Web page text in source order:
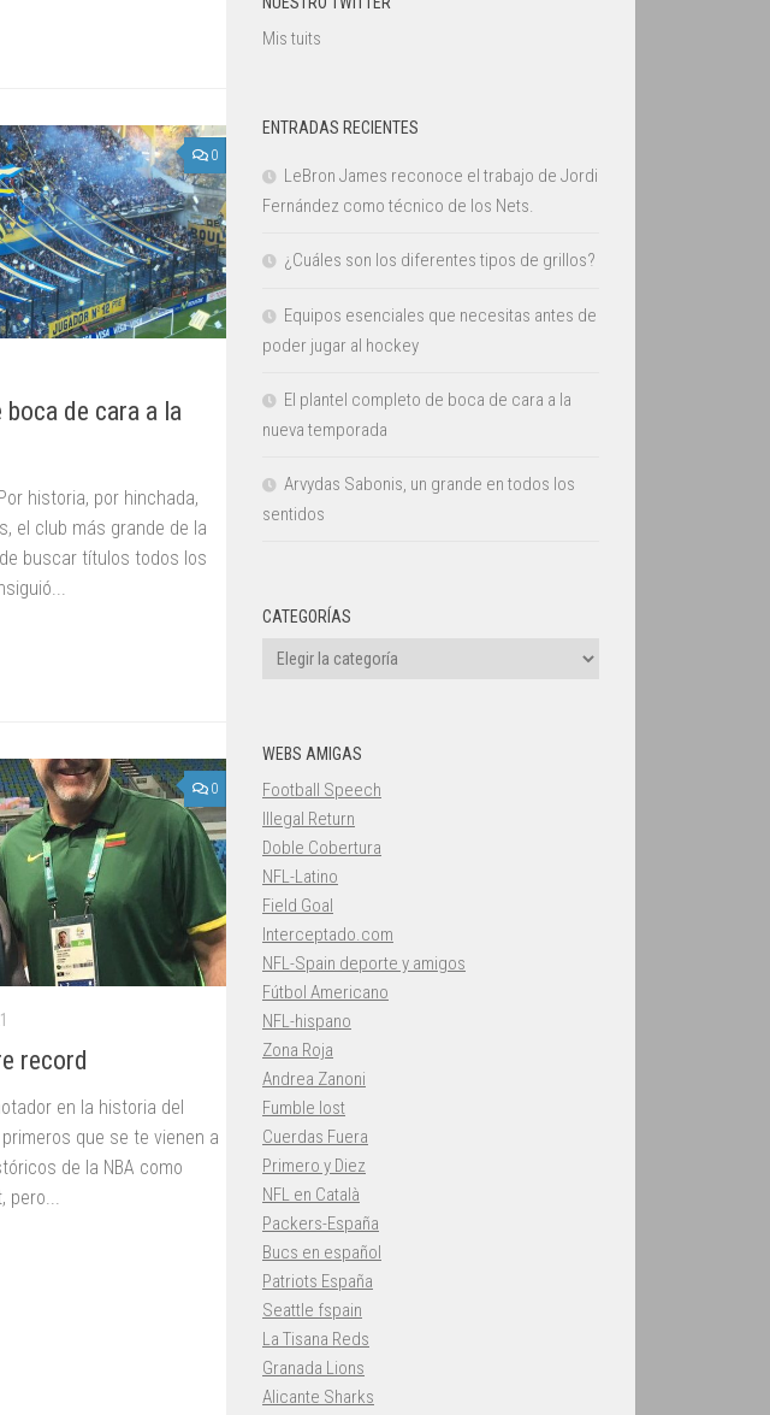
0
de cara a la
historia, por hinchada,
el club más grande de la
buscar títulos todos los
0
record
en la historia del
que se te vienen a
de la NBA como
Mis tuits
ENTRADAS RECIENTES
LeBron James reconoce el trabajo de Jordi
Fernández como técnico de los Nets.
¿Cuáles son los diferentes tipos de grillos?
Equipos esenciales que necesitas antes de
poder jugar al hockey
El plantel completo de boca de cara a la
nueva temporada
Arvydas Sabonis, un grande en todos los
sentidos
CATEGORÍAS
Categorías
WEBS AMIGAS
Football Speech
Illegal Return
Doble Cobertura
NFL-Latino
Field Goal
Interceptado.com
NFL-Spain deporte y amigos
Fútbol Americano
NFL-hispano
Zona Roja
Andrea Zanoni
Fumble lost
Cuerdas Fuera
Primero y Diez
NFL en Català
Packers-España
Bucs en español
Patriots España
Seattle fspain
La Tisana Reds
Granada Lions
Alicante Sharks